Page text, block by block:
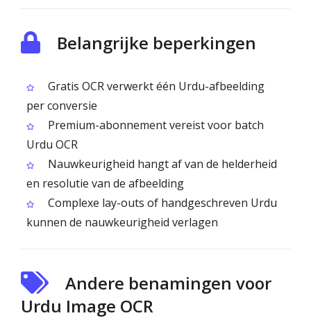
Belangrijke beperkingen
Gratis OCR verwerkt één Urdu-afbeelding
per conversie
Premium-abonnement vereist voor batch
Urdu OCR
Nauwkeurigheid hangt af van de helderheid
en resolutie van de afbeelding
Complexe lay-outs of handgeschreven Urdu
kunnen de nauwkeurigheid verlagen
Andere benamingen voor
Urdu Image OCR